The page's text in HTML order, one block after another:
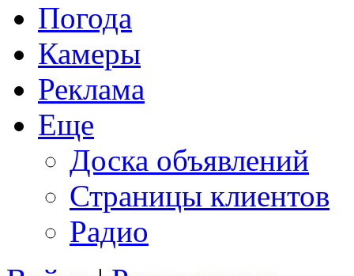
Погода
Камеры
Реклама
Еще
Доска объявлений
Страницы клиентов
Радио